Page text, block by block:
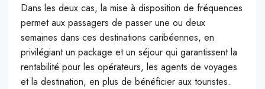
Dans les deux cas, la mise à disposition de fréquences
permet aux passagers de passer une ou deux
semaines dans ces destinations caribéennes, en
privilégiant un package et un séjour qui garantissent la
rentabilité pour les opérateurs, les agents de voyages
et la destination, en plus de bénéficier aux touristes.